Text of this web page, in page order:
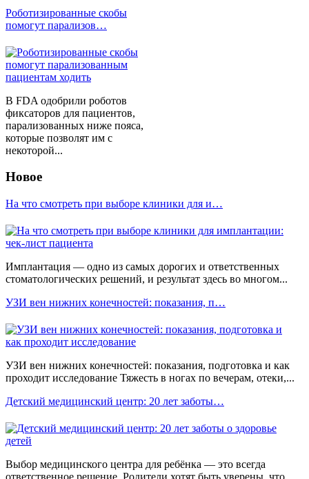
Роботизированные скобы
помогут парализов…
В FDA одобрили роботов
фиксаторов для пациентов,
парализованных ниже пояса,
которые позволят им с
некоторой...
Новое
На что смотреть при выборе клиники для и…
Имплантация — одно из самых дорогих и ответственных
стоматологических решений, и результат здесь во многом...
УЗИ вен нижних конечностей: показания, п…
УЗИ вен нижних конечностей: показания, подготовка и как
проходит исследование Тяжесть в ногах по вечерам, отеки,...
Детский медицинский центр: 20 лет заботы…
Выбор медицинского центра для ребёнка — это всегда